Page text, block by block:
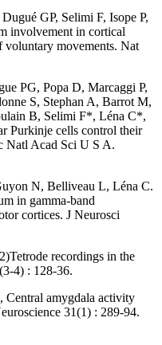
GP, Selimi F, Isope P,
involvement in cortical
voluntary movements. Nat
PG, Popa D, Marcaggi P,
S, Stephan A, Barrot M,
B, Selimi F*, Léna C*,
Purkinje cells control their
Natl Acad Sci U S A.
N, Belliveau L, Léna C.
in gamma-band
cortices. J Neurosci
recordings in the
4) : 128-36.
amygdala activity
31(1) : 289-94.